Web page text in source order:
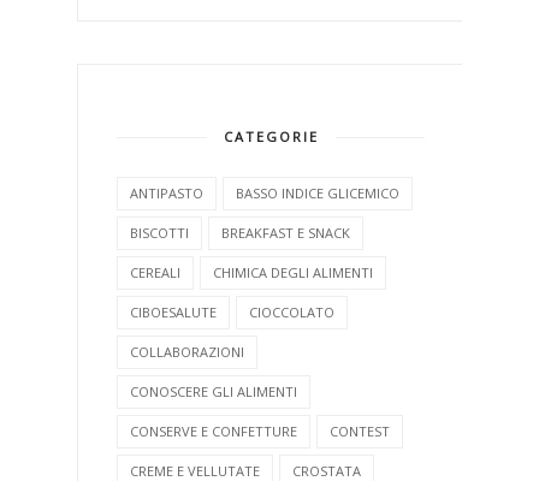
CATEGORIE
ANTIPASTO BASSO INDICE GLICEMICO
BISCOTTI BREAKFAST E SNACK
CEREALI CHIMICA DEGLI ALIMENTI
CIBOESALUTE CIOCCOLATO
COLLABORAZIONI
CONOSCERE GLI ALIMENTI
CONSERVE E CONFETTURE CONTEST
CREME E VELLUTATE CROSTATA